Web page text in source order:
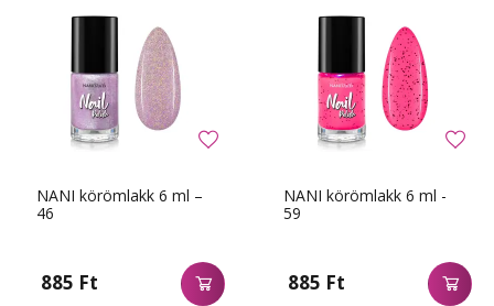
NANI körömlakk 6 ml –
46
885 Ft
NANI körömlakk 6 ml -
59
885 Ft